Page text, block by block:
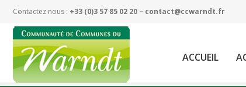
Contactez nous : +33 (0)3 57 85 02 20 – contact@ccwarndt.fr
ACCUEIL